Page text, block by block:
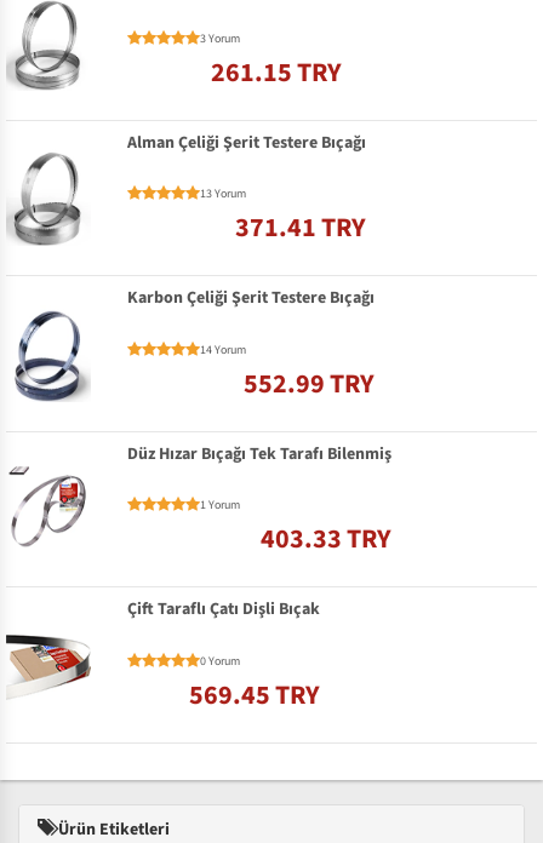
3 Yorum
261.15 TRY
Alman Çeliği Şerit Testere Bıçağı
13 Yorum
371.41 TRY
Karbon Çeliği Şerit Testere Bıçağı
14 Yorum
552.99 TRY
Düz Hızar Bıçağı Tek Tarafı Bilenmiş
1 Yorum
403.33 TRY
Çift Taraflı Çatı Dişli Bıçak
0 Yorum
569.45 TRY
Ürün Etiketleri